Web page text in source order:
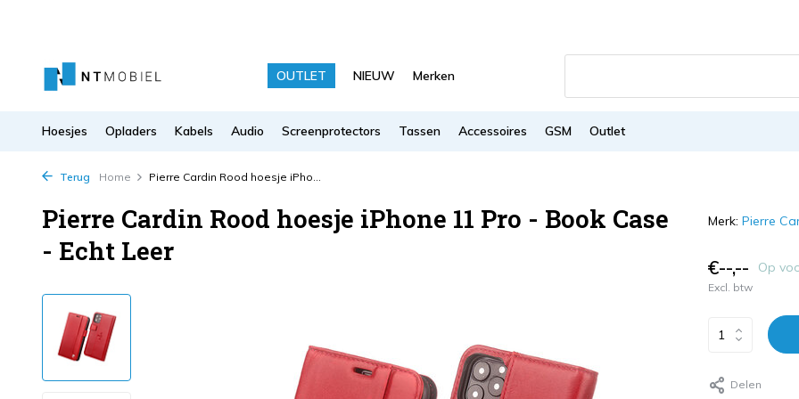
OUTLET NIEUW Merken
Hoesjes Opladers Kabels Audio Screenprotectors Tassen Accessoires GSM Outlet
Terug Home Pierre Cardin Rood hoesje iPho...
Pierre Cardin Rood hoesje iPhone 11 Pro - Book Case
- Echt Leer
Merk: Pierre
€--,-- Op
Excl. btw
Delen